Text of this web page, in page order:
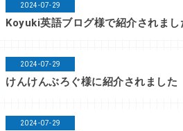
2024-07-29
Koyuki英語ブログ様で紹介されまし
2024-07-29
けんけんぶろぐ様に紹介されました
2024-07-29